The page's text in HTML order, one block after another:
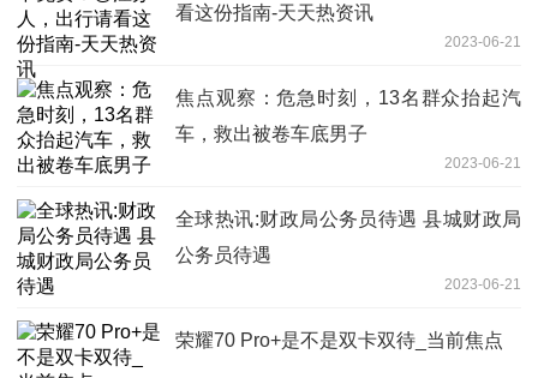
看这份指南-天天热资讯
2023-06-21
焦点观察：危急时刻，13名群众抬起汽
车，救出被卷车底男子
2023-06-21
全球热讯:财政局公务员待遇 县城财政局
公务员待遇
2023-06-21
荣耀70 Pro+是不是双卡双待_当前焦点